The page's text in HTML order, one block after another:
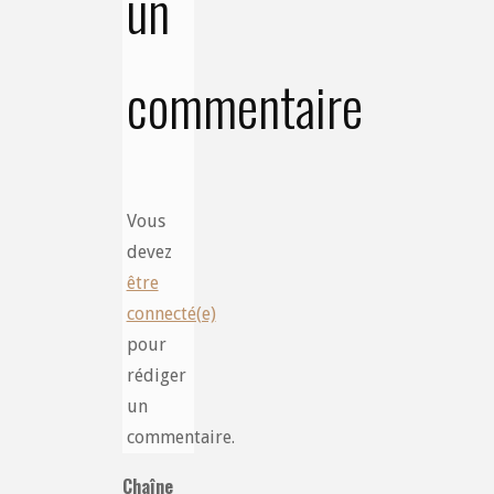
commentaire
Vous
devez
être
connecté(e)
pour
rédiger
un
commentaire.
Chaîne